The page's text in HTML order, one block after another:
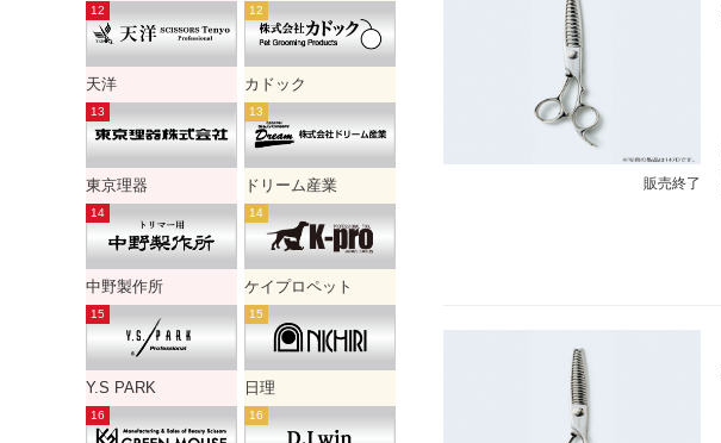
販売終了
天洋
東京理器
中野製作所
Y.S PARK
カドック
ドリーム産業
ケイプロペット
日理